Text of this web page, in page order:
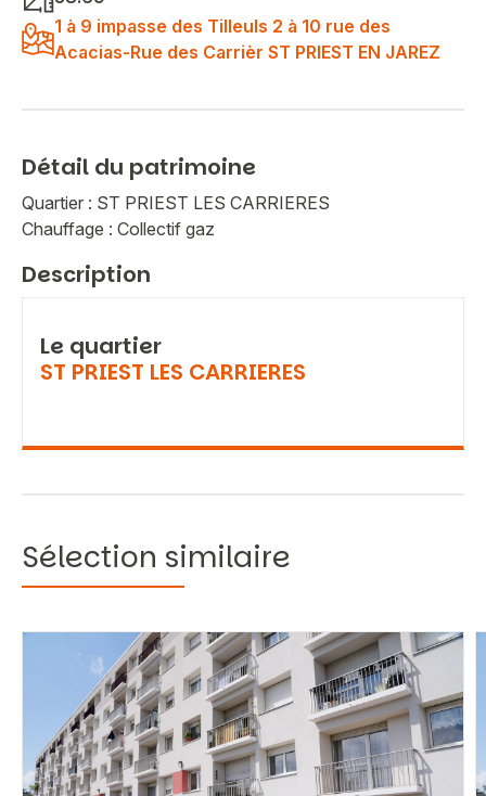
1 à 9 impasse des Tilleuls 2 à 10 rue des
Acacias-Rue des Carrièr ST PRIEST EN JAREZ
Détail du patrimoine
Quartier : ST PRIEST LES CARRIERES
Chauffage : Collectif gaz
Description
Le quartier
ST PRIEST LES CARRIERES
Sélection similaire